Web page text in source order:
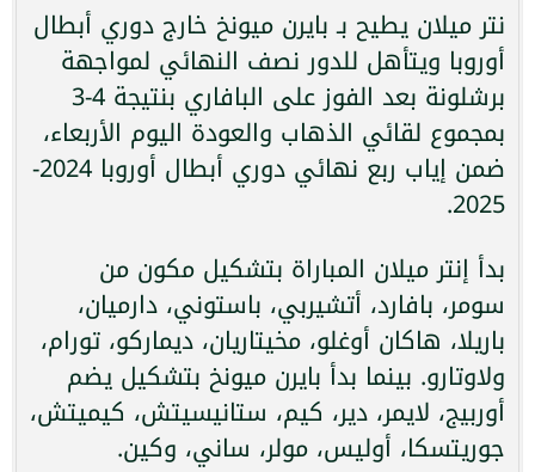
نتر ميلان يطيح بـ بايرن ميونخ خارج دوري أبطال
أوروبا ويتأهل للدور نصف النهائي لمواجهة
برشلونة بعد الفوز على البافاري بنتيجة 4-3
بمجموع لقائي الذهاب والعودة اليوم الأربعاء،
ضمن إياب ربع نهائي دوري أبطال أوروبا 2024-
2025.
بدأ إنتر ميلان المباراة بتشكيل مكون من
سومر، بافارد، أتشيربي، باستوني، دارميان،
باريلا، هاكان أوغلو، مخيتاريان، ديماركو، تورام،
ولاوتارو. بينما بدأ بايرن ميونخ بتشكيل يضم
أوربيج، لايمر، دير، كيم، ستانيسيتش، كيميتش،
جوريتسكا، أوليس، مولر، ساني، وكين.